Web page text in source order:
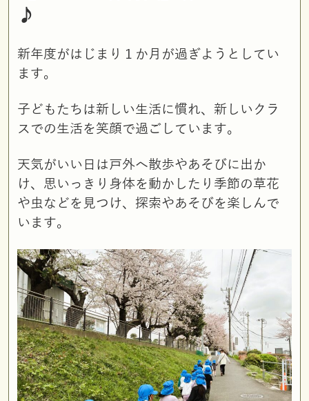
♪
新年度がはじまり１か月が過ぎようとしてい
ます。
子どもたちは新しい生活に慣れ、新しいクラ
スでの生活を笑顔で過ごしています。
天気がいい日は戸外へ散歩やあそびに出か
け、思いっきり身体を動かしたり季節の草花
や虫などを見つけ、探索やあそびを楽しんで
います。